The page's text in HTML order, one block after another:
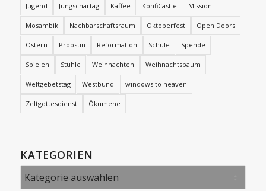
Jugend Jungschartag Kaffee KonfiCastle Mission
Mosambik Nachbarschaftsraum Oktoberfest Open Doors
Ostern Pröbstin Reformation Schule Spende
Spielen Stühle Weihnachten Weihnachtsbaum
Weltgebetstag Westbund windows to heaven
Zeltgottesdienst Ökumene
KATEGORIEN
Kategorien